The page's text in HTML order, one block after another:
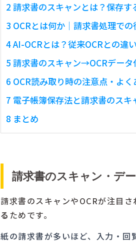
2 請求書のスキャンとは？保存
3 OCRとは何か｜請求書処理で
4AI-OCRとは？従来OCRとの違い
5 請求書のスキャン→OCRデータ
6 OCR読み取り時の注意点・よ
7 電子帳簿保存法と請求書のスキ
8 まとめ
請求書のスキャン・デ
請求書のスキャンやOCRが注目さ
る ためです。
紙の請求書が多いほど、入力・